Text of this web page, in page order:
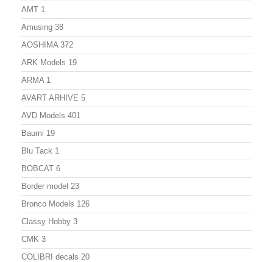
AMT 1
Amusing 38
AOSHIMA 372
ARK Models 19
ARMA 1
AVART ARHIVE 5
AVD Models 401
Baumi 19
Blu Tack 1
BOBCAT 6
Border model 23
Bronco Models 126
Classy Hobby 3
CMK 3
COLIBRI decals 20